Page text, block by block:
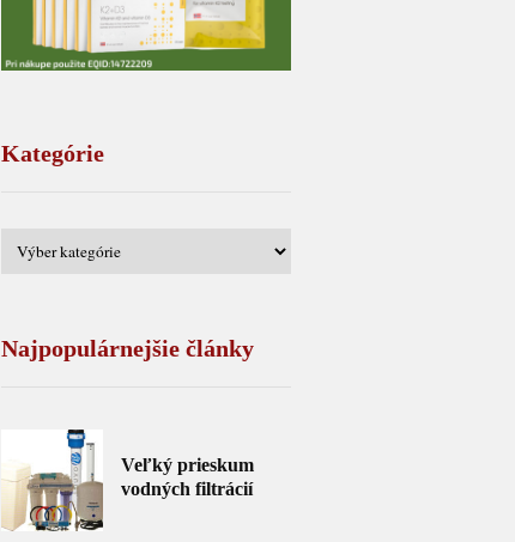
Kategórie
Najpopulárnejšie články
Veľký prieskum
vodných filtrácií